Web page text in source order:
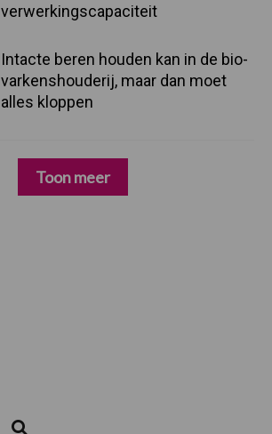
verwerkingscapaciteit
Intacte beren houden kan in de bio-
varkenshouderij, maar dan moet
alles kloppen
Toon meer